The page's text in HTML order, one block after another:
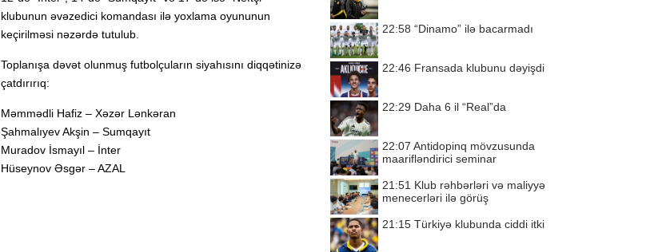
klubunun əvəzedici komandası ilə yoxlama oyununun
keçirilməsi nəzərdə tutulub.
Toplanışa dəvət olunmuş futbolçuların siyahısını diqqətinizə
çatdırırıq:
Məmmədli Hafiz – Xəzər Lənkəran
Şahmalıyev Akşin – Sumqayıt
Muradov İsmayıl – İnter
Hüseynov Əsgər – AZAL
22:58 “Dinamo” ilə bacarmadı
22:46 Fransada klubunu dəyişdi
22:29 Daha 6 il “Real”da
22:07 Antidopinq mövzusunda
maarifləndirici seminar
21:51 Klub rəhbərləri və maliyyə
menecerləri ilə görüş
21:15 Türkiyə klubunda ciddi itki